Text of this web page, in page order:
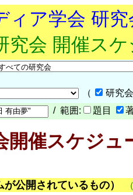
ィア学会 研
究会 開催ス
（
研究
/ 範囲: 題目
開催スケジュ
公開されているもの）